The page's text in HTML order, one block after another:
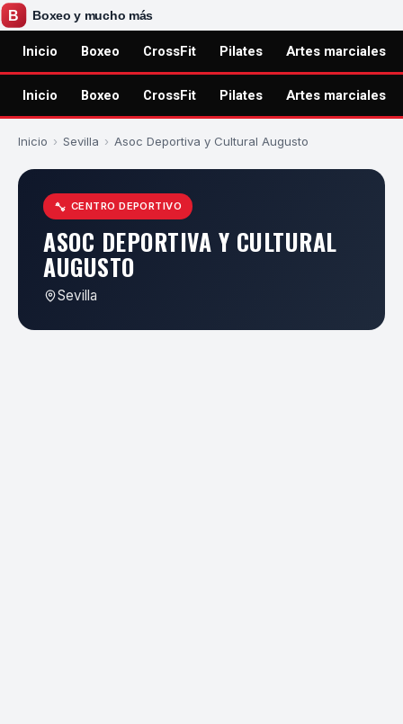
Inicio Boxeo CrossFit Pilates Artes marciales
Inicio Boxeo CrossFit Pilates Artes marciales
Inicio › Sevilla › Asoc Deportiva y Cultural Augusto
CENTRO DEPORTIVO
ASOC DEPORTIVA Y CULTURAL
AUGUSTO
Sevilla